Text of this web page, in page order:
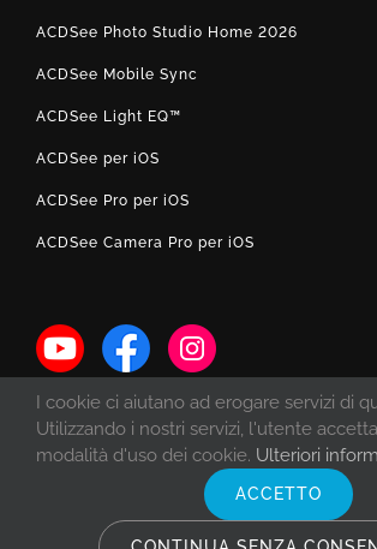
ACDSee Photo Studio Home 2026
ACDSee Mobile Sync
ACDSee Light EQ™
ACDSee per iOS
ACDSee Pro per iOS
ACDSee Camera Pro per iOS
2026 ACD Systems
riservati. | Protetto dalle leggi sul diritto d'autore
I cookie ci aiutano ad erogare servizi di
Utilizzando i nostri servizi, l'utente
modalità d'uso dei cookie. Ulteriori
ACCETTO